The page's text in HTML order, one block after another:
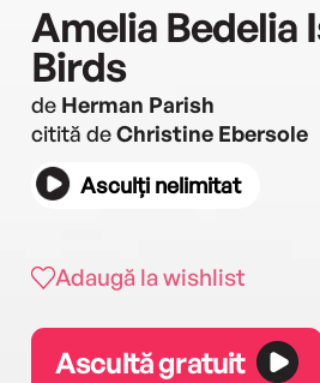
Amelia Bedelia
Birds
de Herman Parish
citită deChristine Ebersole
Asculți nelimitat
Adaugă la wishlist
Ascultă gratuit